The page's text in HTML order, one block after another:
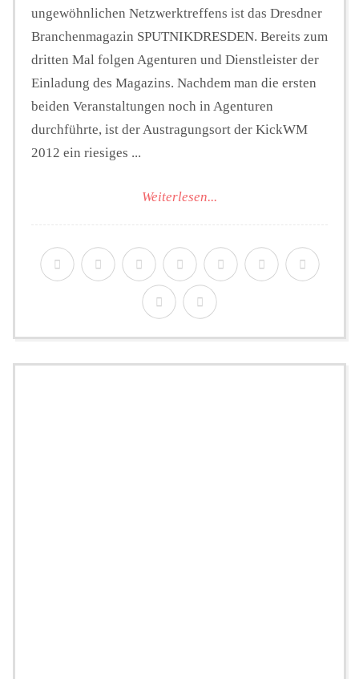
Unterstützen
ungewöhnlichen Netzwerktreffens ist das Dresdner
Branchenmagazin SPUTNIKDRESDEN. Bereits zum
dritten Mal folgen Agenturen und Dienstleister der
Einladung des Magazins. Nachdem man die ersten
beiden Veranstaltungen noch in Agenturen
durchführte, ist der Austragungsort der KickWM
2012 ein riesiges ...
Weiterlesen...